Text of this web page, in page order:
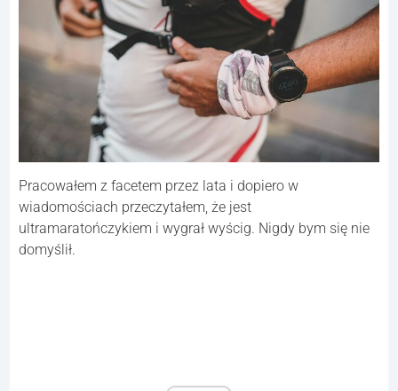
Pracowałem z facetem przez lata i dopiero w
wiadomościach przeczytałem, że jest
ultramaratończykiem i wygrał wyścig. Nigdy bym się nie
domyślił.